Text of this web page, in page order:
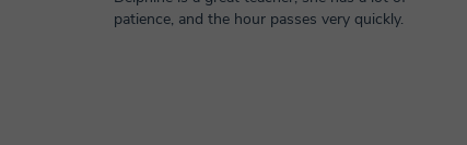
patience, and the hour passes very quickly.